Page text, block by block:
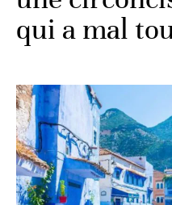
qui a mal